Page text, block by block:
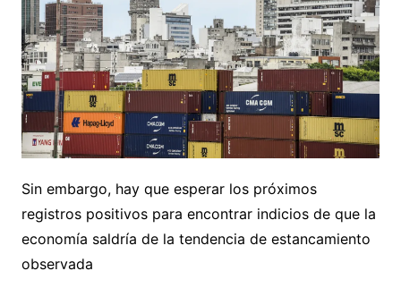
Sin embargo, hay que esperar los próximos
registros positivos para encontrar indicios de que la
economía saldría de la tendencia de estancamiento
observada